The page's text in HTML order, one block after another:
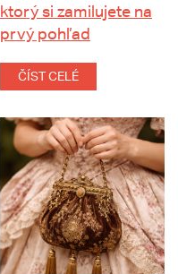
ktorý si zamilujete na
prvý pohľad
ČÍST CELÉ